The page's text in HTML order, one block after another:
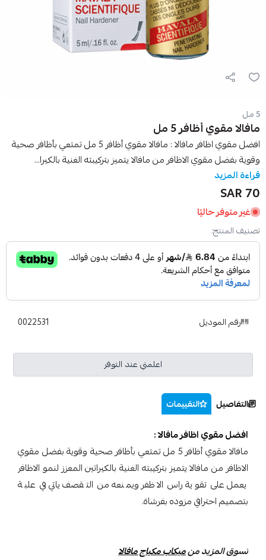
5 مل
مافالا مقوي أظافر 5 مل
افضل مقوي اظافر مافالا : مافالا مقوي أظافر 5 مل تمتعي بأظافر صحية
وقوية بفضل مقوي الاظافر من مافالا يتميز بتركيبته الغنية بالكيرا...
قراءة المزيد
70 SAR
غير متوفر حاليًا
تصنيف المنتج:
رقم الموديل 0022531
اعلمني عند التوفر
التفاصيل التقييمات
افضل مقوي اظافر مافالا :
مافالا مقوي أظافر 5 مل تمتعي بأظافر صحية وقوية بفضل مقوي
الاظافر من مافالا يتميز بتركيبته الغنية بالكيراتين المعزز لنمو الاظافر
يعمل على تقوية راس الاظفر ويمنعه من التقصف ياتي في علبة
بتصميم احترافي مزوده بفرشاة.
تسوق المزيد منميكاب مكياج مافالا